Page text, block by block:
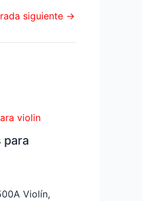
siguiente →
para
Violín,